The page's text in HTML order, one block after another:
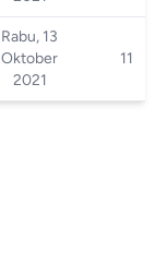
Rabu, 13
Oktober
2021
11